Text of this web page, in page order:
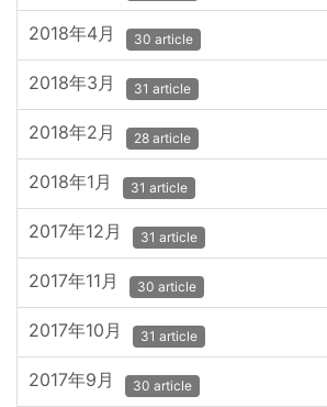
2018年4月 30 article
2018年3月 31 article
2018年2月 28 article
2018年1月 31 article
2017年12月 31 article
2017年11月 30 article
2017年10月 31 article
2017年9月 30 article